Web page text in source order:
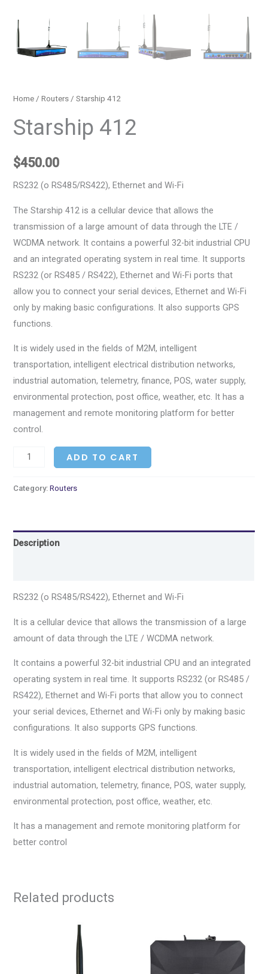
Home /Routers / Starship 412
Starship 412
$450.00
RS232 (o RS485/RS422), Ethernet and Wi-Fi
The Starship 412 is a cellular device that allows the
transmission of a large amount of data through the LTE /
WCDMA network. It contains a powerful 32-bit industrial CPU
and an integrated operating system in real time. It supports
RS232 (or RS485 / RS422), Ethernet and Wi-Fi ports that
allow you to connect your serial devices, Ethernet and Wi-Fi
only by making basic configurations. It also supports GPS
functions.
It is widely used in the fields of M2M, intelligent
transportation, intelligent electrical distribution networks,
industrial automation, telemetry, finance, POS, water supply,
environmental protection, post office, weather, etc. It has a
management and remote monitoring platform for better
control.
ADD TO CART
Category:Routers
Description
RS232 (o RS485/RS422), Ethernet and Wi-Fi
It is a cellular device that allows the transmission of a large
amount of data through the LTE / WCDMA network.
It contains a powerful 32-bit industrial CPU and an integrated
operating system in real time. It supports RS232 (or RS485 /
RS422), Ethernet and Wi-Fi ports that allow you to connect
your serial devices, Ethernet and Wi-Fi only by making basic
configurations. It also supports GPS functions.
It is widely used in the fields of M2M, intelligent
transportation, intelligent electrical distribution networks,
industrial automation, telemetry, finance, POS, water supply,
environmental protection, post office, weather, etc.
It has a management and remote monitoring platform for
better control
Related products